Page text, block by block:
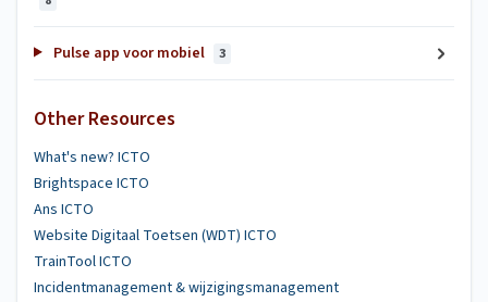
Pulse app voor mobiel 3
Other Resources
What's new? ICTO
Brightspace ICTO
Ans ICTO
Website Digitaal Toetsen (WDT) ICTO
TrainTool ICTO
Incidentmanagement & wijzigingsmanagement